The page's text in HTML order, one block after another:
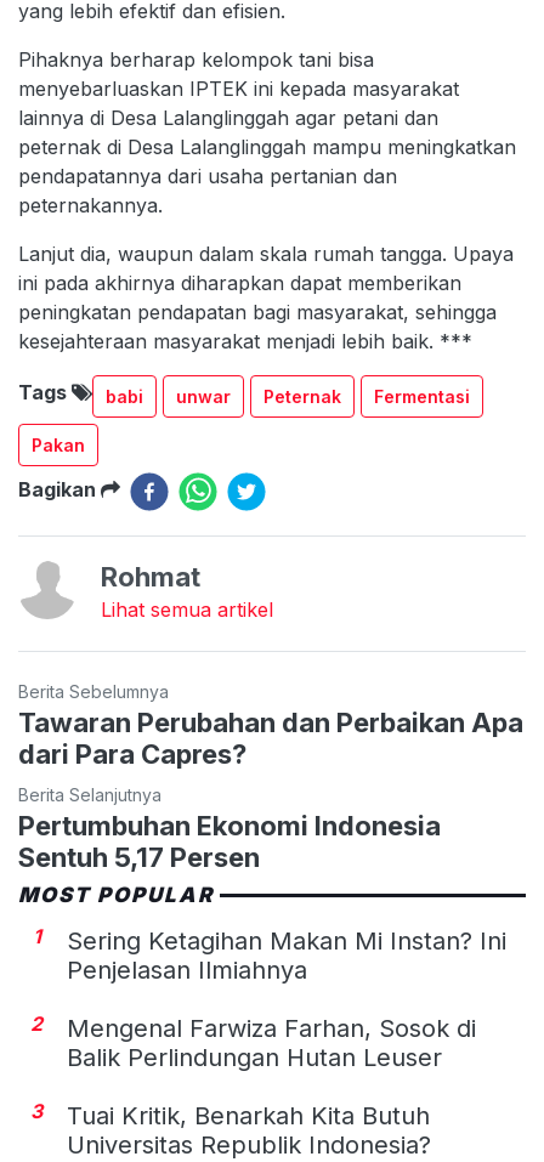
yang lebih efektif dan efisien.
Pihaknya berharap kelompok tani bisa
menyebarluaskan IPTEK ini kepada masyarakat
lainnya di Desa Lalanglinggah agar petani dan
peternak di Desa Lalanglinggah mampu meningkatkan
pendapatannya dari usaha pertanian dan
peternakannya.
Lanjut dia, waupun dalam skala rumah tangga. Upaya
ini pada akhirnya diharapkan dapat memberikan
peningkatan pendapatan bagi masyarakat, sehingga
kesejahteraan masyarakat menjadi lebih baik. ***
Tags babi unwar Peternak Fermentasi
Pakan
Bagikan
Rohmat
Lihat semua artikel
Berita Sebelumnya
Tawaran Perubahan dan Perbaikan Apa
dari Para Capres?
Berita Selanjutnya
Pertumbuhan Ekonomi Indonesia
Sentuh 5,17 Persen
MOST POPULAR
1
Sering Ketagihan Makan Mi Instan? Ini
Penjelasan Ilmiahnya
2
Mengenal Farwiza Farhan, Sosok di
Balik Perlindungan Hutan Leuser
3
Tuai Kritik, Benarkah Kita Butuh
Universitas Republik Indonesia?